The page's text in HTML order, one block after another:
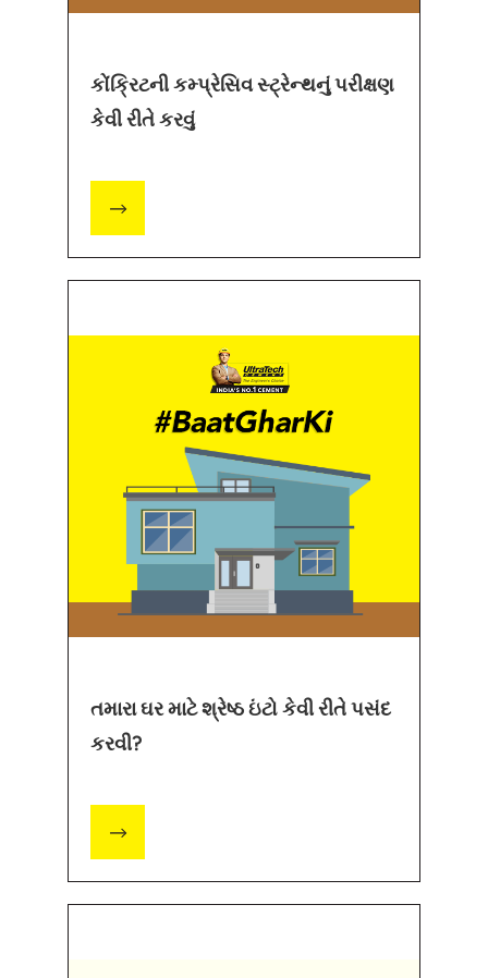
કોંક્રિટની કમ્પ્રેસિવ સ્ટ્રેન્થનું પરીક્ષણ
કેવી રીતે કરવું
તમારા ઘર માટે શ્રેષ્ઠ ઇંટો કેવી રીતે પસંદ
કરવી?